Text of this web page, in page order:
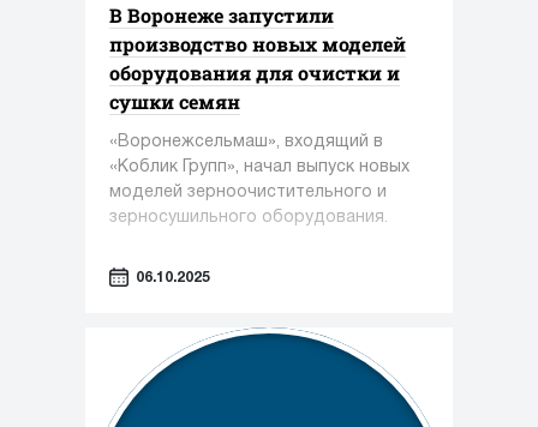
В Воронеже запустили
производство новых моделей
оборудования для очистки и
сушки семян
«Воронежсельмаш», входящий в
«Коблик Групп», начал выпуск новых
моделей зерноочистительного и
зерносушильного оборудования.
06.10.2025